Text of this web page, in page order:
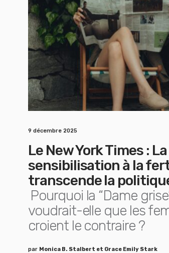
9 décembre 2025
Le New York Times : La
sensibilisation à la
transcende la
Pourquoi la “Dame
voudrait-elle que les
croient le contraire ?
par Monica B. Stalbert et Grace Emily Stark